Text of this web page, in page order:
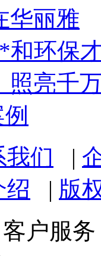
华丽雅
环保
亮千
我们 |
绍 | 版
户服务